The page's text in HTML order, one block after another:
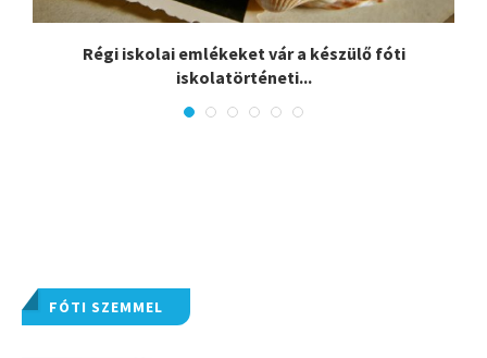
Régi iskolai emlékeket vár a készülő fóti
iskolatörténeti...
FÓTI SZEMMEL